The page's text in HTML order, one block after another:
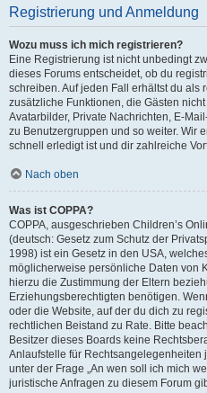
Registrierung und Anmeldung
Wozu muss ich mich registrieren?
Eine Registrierung ist nicht unbedingt
dieses Forums entscheidet, ob du
schreiben. Auf jeden Fall erhältst du als
zusätzliche Funktionen, die Gästen
Avatarbilder, Private Nachrichten, E-
zu Benutzergruppen und so weiter. Wir
schnell erledigt ist und dir zahlreiche
Nach oben
Was ist COPPA?
COPPA, ausgeschrieben Children’s
(deutsch: Gesetz zum Schutz der
1998) ist ein Gesetz in den USA,
möglicherweise persönliche Daten von
hierzu die Zustimmung der Eltern
Erziehungsberechtigten benötigen.
oder die Website, auf der du dich zu
rechtlichen Beistand zu Rate. Bitte
Besitzer dieses Boards keine
Anlaufstelle für Rechtsangelegenheiten
unter der Frage „An wen soll ich mich
juristische Anfragen zu diesem Forum